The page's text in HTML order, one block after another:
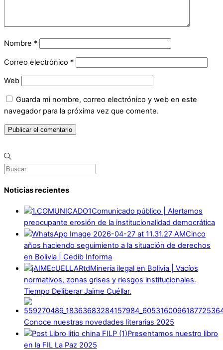
Nombre *
Correo electrónico *
Web
Guarda mi nombre, correo electrónico y web en este
navegador para la próxima vez que comente.
Noticias recientes
Comunicado público | Alertamos
preocupante erosión de la institucionalidad democrática
Cinco
años haciendo seguimiento a la situación de derechos
en Bolivia | Cedib Informa
Minería ilegal en Bolivia | Vacíos
normativos, zonas grises y riesgos institucionales.
Tiempo Deliberar Jaime Cuéllar.
Conoce nuestras novedades literarias 2025
Presentamos nuestro libro
en la FIL La Paz 2025